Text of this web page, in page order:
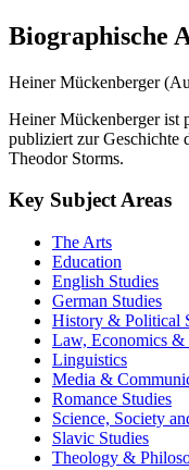
Biographische
Heiner Mückenberger
Heiner Mückenberger ist
publiziert zur Geschichte
Theodor Storms.
Key Subject Areas
The Arts
Education
English Studies
German Studies
History & Political
Law, Economics &
Linguistics
Media &
Romance Studies
Science, Society
Slavic Studies
Theology &